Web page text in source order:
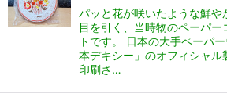
パッと花が咲いたような鮮や
目を引く、当時物のペーパー
トです。 日本の大手ペーパ
本デキシー」のオフィシャル
印刷さ…